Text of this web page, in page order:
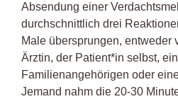
Absendung einer
durchschnittlich drei
Male übersprungen, entweder
Ärztin, der Patient*in selbst,
Familienangehörigen oder
Jemand nahm die 20-30